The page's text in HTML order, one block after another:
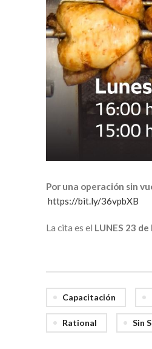
Por una operación sin
https://bit.ly/36vpbXB
La cita es el LUNES 23
Capacitación
Rational Sin